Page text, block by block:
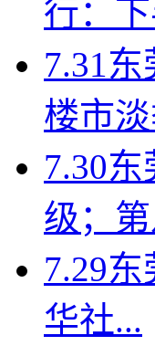
行：
7.31
楼市
7.30
级；
7.29
华社...